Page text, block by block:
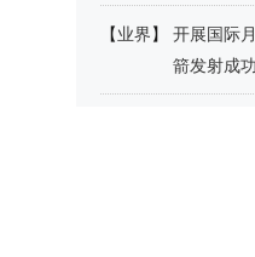
【业界】
开展国际
箭发射成